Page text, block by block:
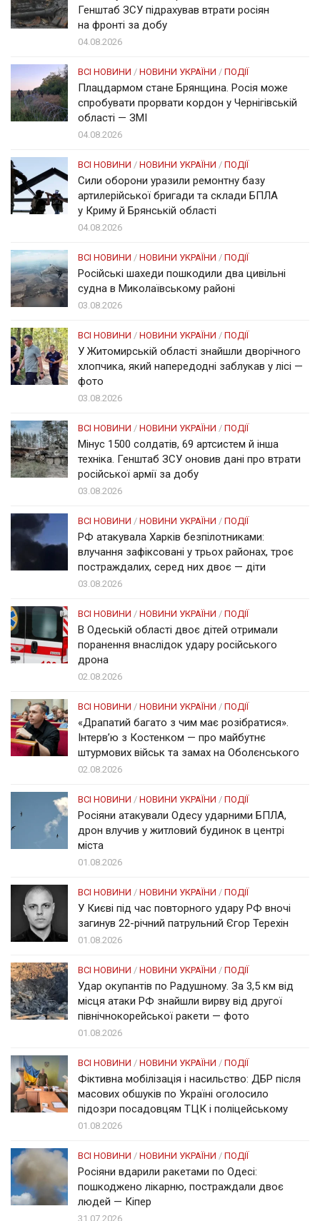
Генштаб ЗСУ підрахував втрати росіян
на фронті за добу
04.08.2026
ВСІ НОВИНИ / НОВИНИ УКРАЇНИ / ПОДІЇ
Плацдармом стане Брянщина. Росія може
спробувати прорвати кордон у Чернігівській
області — ЗМІ
04.08.2026
ВСІ НОВИНИ / НОВИНИ УКРАЇНИ / ПОДІЇ
Сили оборони уразили ремонтну базу
артилерійської бригади та склади БПЛА
у Криму й Брянській області
04.08.2026
ВСІ НОВИНИ / НОВИНИ УКРАЇНИ / ПОДІЇ
Російські шахеди пошкодили два цивільні
судна в Миколаївському районі
03.08.2026
ВСІ НОВИНИ / НОВИНИ УКРАЇНИ / ПОДІЇ
У Житомирській області знайшли дворічного
хлопчика, який напередодні заблукав у лісі —
фото
03.08.2026
ВСІ НОВИНИ / НОВИНИ УКРАЇНИ / ПОДІЇ
Мінус 1500 солдатів, 69 артсистем й інша
техніка. Генштаб ЗСУ оновив дані про втрати
російської армії за добу
03.08.2026
ВСІ НОВИНИ / НОВИНИ УКРАЇНИ / ПОДІЇ
РФ атакувала Харків безпілотниками:
влучання зафіксовані у трьох районах, троє
постраждалих, серед них двоє — діти
03.08.2026
ВСІ НОВИНИ / НОВИНИ УКРАЇНИ / ПОДІЇ
В Одеській області двоє дітей отримали
поранення внаслідок удару російського
дрона
02.08.2026
ВСІ НОВИНИ / НОВИНИ УКРАЇНИ / ПОДІЇ
«Драпатий багато з чим має розібратися».
Інтерв’ю з Костенком — про майбутнє
штурмових військ та замах на Оболєнського
02.08.2026
ВСІ НОВИНИ / НОВИНИ УКРАЇНИ / ПОДІЇ
Росіяни атакували Одесу ударними БПЛА,
дрон влучив у житловий будинок в центрі
міста
01.08.2026
ВСІ НОВИНИ / НОВИНИ УКРАЇНИ / ПОДІЇ
У Києві під час повторного удару РФ вночі
загинув 22-річний патрульний Єгор Терехін
01.08.2026
ВСІ НОВИНИ / НОВИНИ УКРАЇНИ / ПОДІЇ
Удар окупантів по Радушному. За 3,5 км від
місця атаки РФ знайшли вирву від другої
північнокорейської ракети — фото
01.08.2026
ВСІ НОВИНИ / НОВИНИ УКРАЇНИ / ПОДІЇ
Фіктивна мобілізація і насильство: ДБР після
масових обшуків по Україні оголосило
підозри посадовцям ТЦК і поліцейському
01.08.2026
ВСІ НОВИНИ / НОВИНИ УКРАЇНИ / ПОДІЇ
Росіяни вдарили ракетами по Одесі:
пошкоджено лікарню, постраждали двоє
людей — Кіпер
31.07.2026